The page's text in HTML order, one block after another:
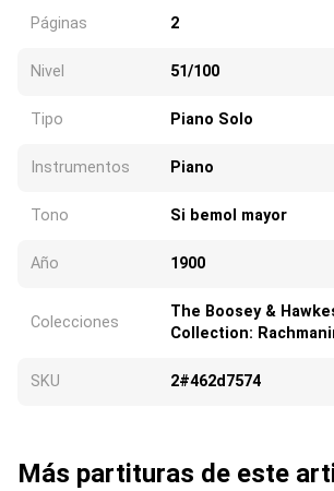
Páginas 2
Nivel 51/100
Tipo Piano Solo
Instrumentos Piano
Tono Si bemol mayor
Año 1900
Colecciones
The Boosey &
Collection:
SKU 2#462d7574
Más partituras de este